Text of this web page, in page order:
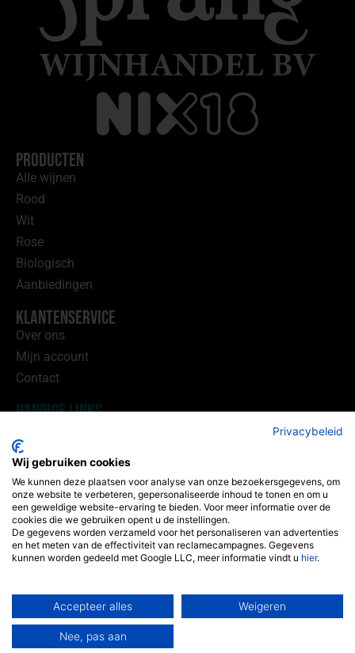
Privacybeleid
Wij gebruiken cookies
We kunnen deze plaatsen voor analyse van onze bezoekersgegevens, om
onze website te verbeteren, gepersonaliseerde inhoud te tonen en om u
een geweldige website-ervaring te bieden. Voor meer informatie over de
cookies die we gebruiken opent u de instellingen.
De gegevens worden verzameld voor het personaliseren van advertenties
en het meten van de effectiviteit van reclamecampagnes. Gegevens
kunnen worden gedeeld met Google LLC, meer informatie vindt u hier.
Accepteer alles Weigeren
Nee, pas aan
Producten
Alle wijnen
Rood
Wit
Rose
Biologisch
Aanbiedingen
Klantenservice
Over ons
Mijn account
Contact
Handige Links
Wijnhandel Sprang
Winklerlaan 365-40
3571KE Utrecht
(geen bezoek adres)
06 34 73 69 05
KvK: 11012845